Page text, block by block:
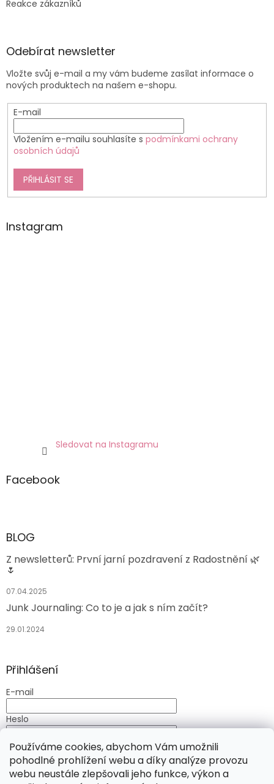
Používáme cookies, abychom Vám umožnili
pohodlné prohlížení webu a díky analýze provozu
webu neustále zlepšovali jeho funkce, výkon a
Reakce zákazníků
Odebírat newsletter
Vložte svůj e-mail a my vám budeme zasílat informace o
nových produktech na našem e-shopu.
E-mail
Vložením e-mailu souhlasíte s podmínkami ochrany
osobních údajů
PŘIHLÁSIT SE
Instagram
Sledovat na Instagramu
Facebook
BLOG
Z newsletterů: První jarní pozdravení z Radostnění 🌿
🌷
07.04.2025
Junk Journaling: Co to je a jak s ním začít?
29.01.2024
Přihlášení
E-mail
Heslo
PŘIHLÁSIT SE
Nová registrace Zapomenuté heslo